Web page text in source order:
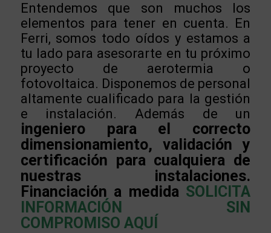
Entendemos que son muchos los
elementos para tener en cuenta. En
Ferri, somos todo oídos y estamos a
tu lado para asesorarte en tu próximo
proyecto de aerotermia o
fotovoltaica. Disponemos de personal
altamente cualificado para la gestión
e instalación. Además de un
ingeniero para el correcto
dimensionamiento, validación y
certificación para cualquiera de
nuestras instalaciones.
Financiación a medida SOLICITA
INFORMACIÓN SIN
COMPROMISO AQUÍ